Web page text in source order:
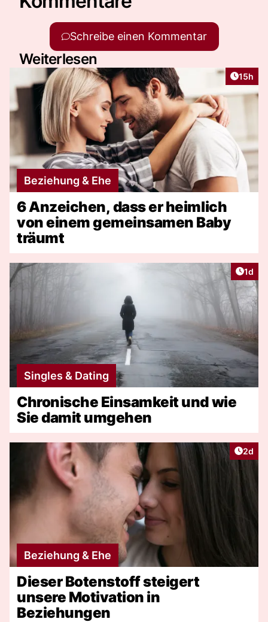
Schreibe einen Kommentar
Weiterlesen
Artikel
15h
Beziehung & Ehe
6 Anzeichen, dass er heimlich
von einem gemeinsamen Baby
träumt
1d
Singles & Dating
Chronische Einsamkeit und wie
Sie damit umgehen
2d
Beziehung & Ehe
Dieser Botenstoff steigert
unsere Motivation in
Beziehungen